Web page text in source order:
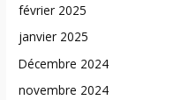
février 2025
janvier 2025
Décembre 2024
novembre 2024